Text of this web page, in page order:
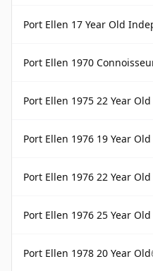
Port Ellen 17 Year Old
Port Ellen 1970 Connoisseurs
Port Ellen 1975 22 Year
Port Ellen 1976 19 Year
Port Ellen 1976 22 Year Old
Port Ellen 1976 25 Year
Port Ellen 1978 20 Year Old